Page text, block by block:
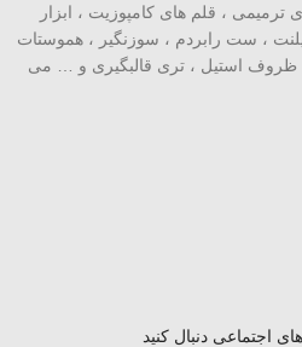
، قلم های کامپوزیت ، ابزار
، ست رابردم ، سوزنگیر ، هموستات
، ظروف استیل ، تری قالبگیری و … می
اجتماعی دنبال کنید